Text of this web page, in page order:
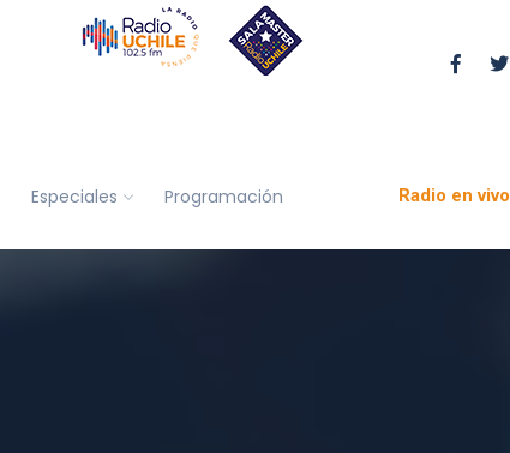
Especiales Programación Radio en vivo